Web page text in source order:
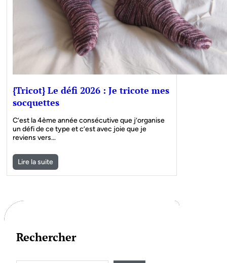
{Tricot} Le défi 2026 : Je tricote mes
socquettes
C’est la 4ème année consécutive que j’organise
un défi de ce type et c’est avec joie que je
reviens vers…
Lire la suite
Rechercher